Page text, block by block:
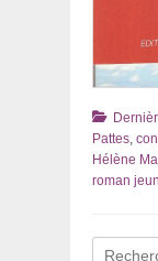
Catégories
Pattes,
Hélène
roman